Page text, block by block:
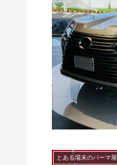
とある場末のパーマ屋